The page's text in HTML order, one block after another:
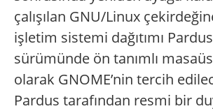
çalışılan GNU/Linux
işletim sistemi dağıtımı
sürümünde ön tanımlı
olarak GNOME’nin tercih
Pardus tarafından resmi bir